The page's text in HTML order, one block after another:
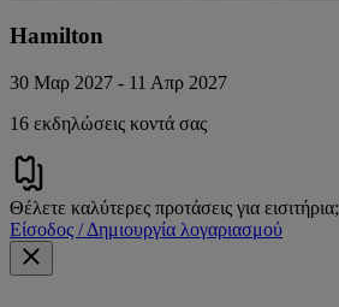
Hamilton
30 Μαρ 2027 - 11 Απρ 2027
16 εκδηλώσεις κοντά σας
Θέλετε καλύτερες προτάσεις για εισιτήρια;
Είσοδος / Δημιουργία λογαριασμού